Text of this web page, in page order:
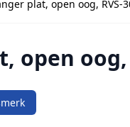
plat, open oog, RVS-
open oog,